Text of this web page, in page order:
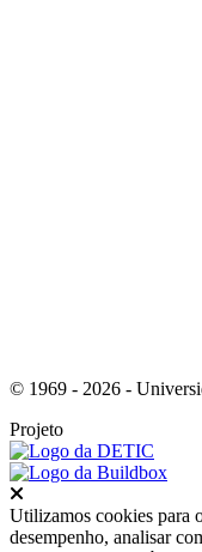
© 1969 - 2026 -
Projeto
Utilizamos cookies para
desempenho, analisar